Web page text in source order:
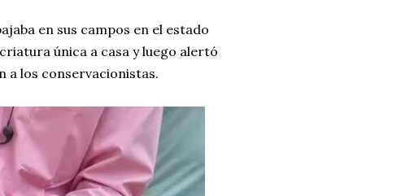
en sus campos en el estado
única a casa y luego alertó
a los conservacionistas.